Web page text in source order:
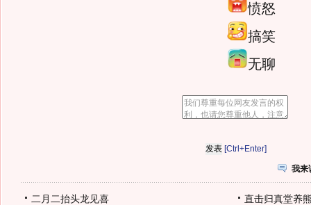
愤怒
搞笑
无聊
[Ctrl+Enter]
我来
二月二抬头龙见喜 直击归真堂养